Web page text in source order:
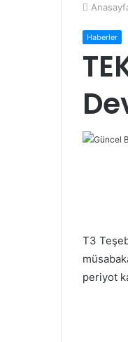
Haberler
T3
periyot